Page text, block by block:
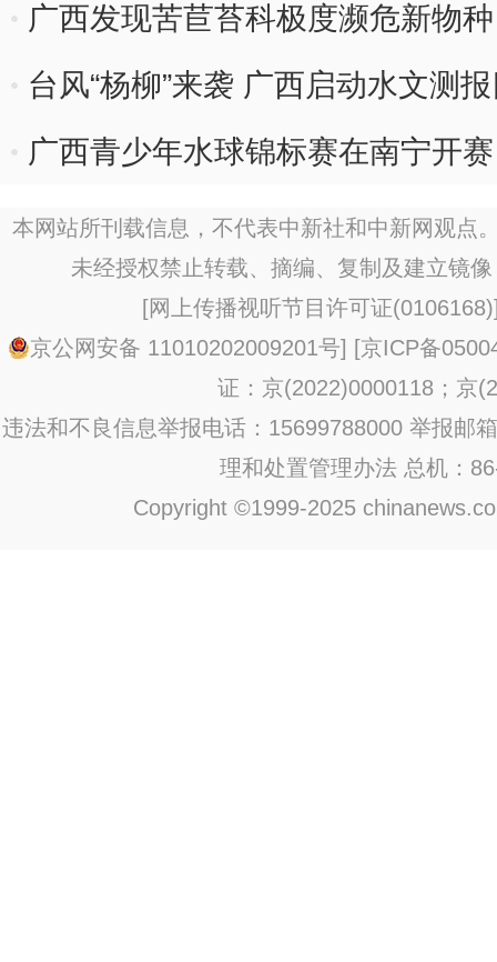
广西发现苦苣苔科极度濒危新物种
台风“杨柳”来袭 广西启动水文测
广西青少年水球锦标赛在南宁开赛
本网站所刊载信息，不代表中新社和中新网观点
未经授权禁止转载、摘编、复制及建立镜
[网上传播视听节目许可证(0106168)
京公网安备 11010202009201号] [京ICP备
证：京(2022)0000118；京
违法和不良信息举报电话：15699788000 举报邮
理和处置管理办法 总机：
Copyright ©1999-2025